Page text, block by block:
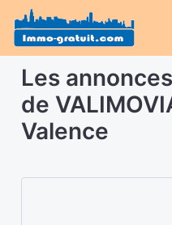
Les
de
Valence